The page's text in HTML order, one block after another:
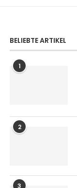
BELIEBTE ARTIKEL
1
2
3